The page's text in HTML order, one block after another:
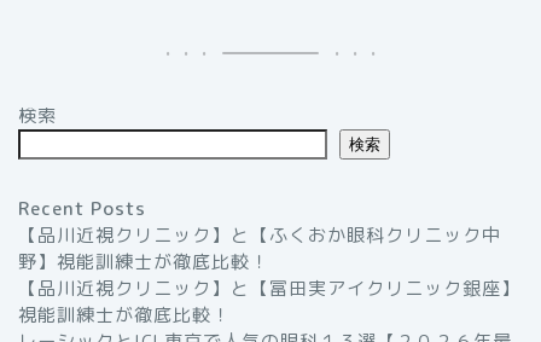
検索
検索
Recent Posts
【品川近視クリニック】と【ふくおか眼科クリニック中
野】視能訓練士が徹底比較！
【品川近視クリニック】と【冨田実アイクリニック銀座】
視能訓練士が徹底比較！